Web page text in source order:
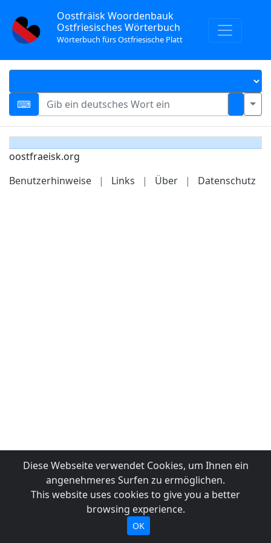
Oostfräisk Woordenbauk
Ostfriesisches Wörterbuch
Wörterbuch fürs Ostfriesische Platt
oostfraeisk.org
Benutzerhinweise
| Links | Über | Datenschutz
Diese Webseite verwendet Cookies, um Ihnen ein
angenehmeres Surfen zu ermöglichen.
This website uses cookies to give you a better
browsing experience.
OK